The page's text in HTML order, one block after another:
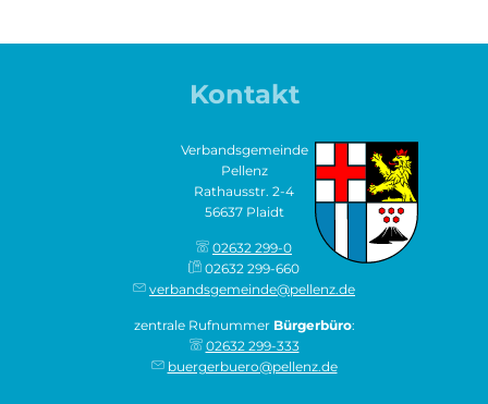
Kontakt
Verbandsgemeinde
Pellenz
Rathausstr. 2-4
56637 Plaidt
02632 299-0
02632 299-660
verbandsgemeinde@pellenz.de
zentrale Rufnummer Bürgerbüro:
02632 299-333
buergerbuero@pellenz.de